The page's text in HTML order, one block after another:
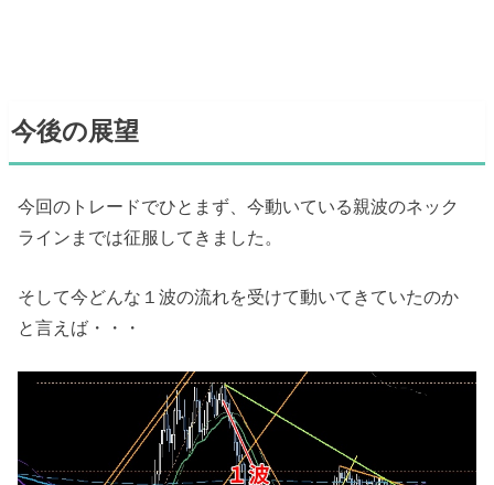
今後の展望
今回のトレードでひとまず、今動いている親波のネック
ラインまでは征服してきました。
そして今どんな１波の流れを受けて動いてきていたのか
と言えば・・・